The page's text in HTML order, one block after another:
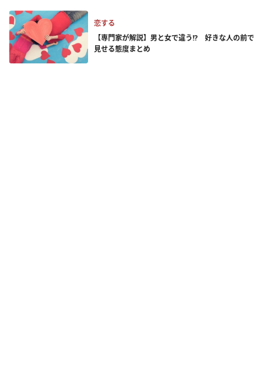
恋する
【専門家が解説】男と女で違う!? 好きな人の前で
見せる態度まとめ